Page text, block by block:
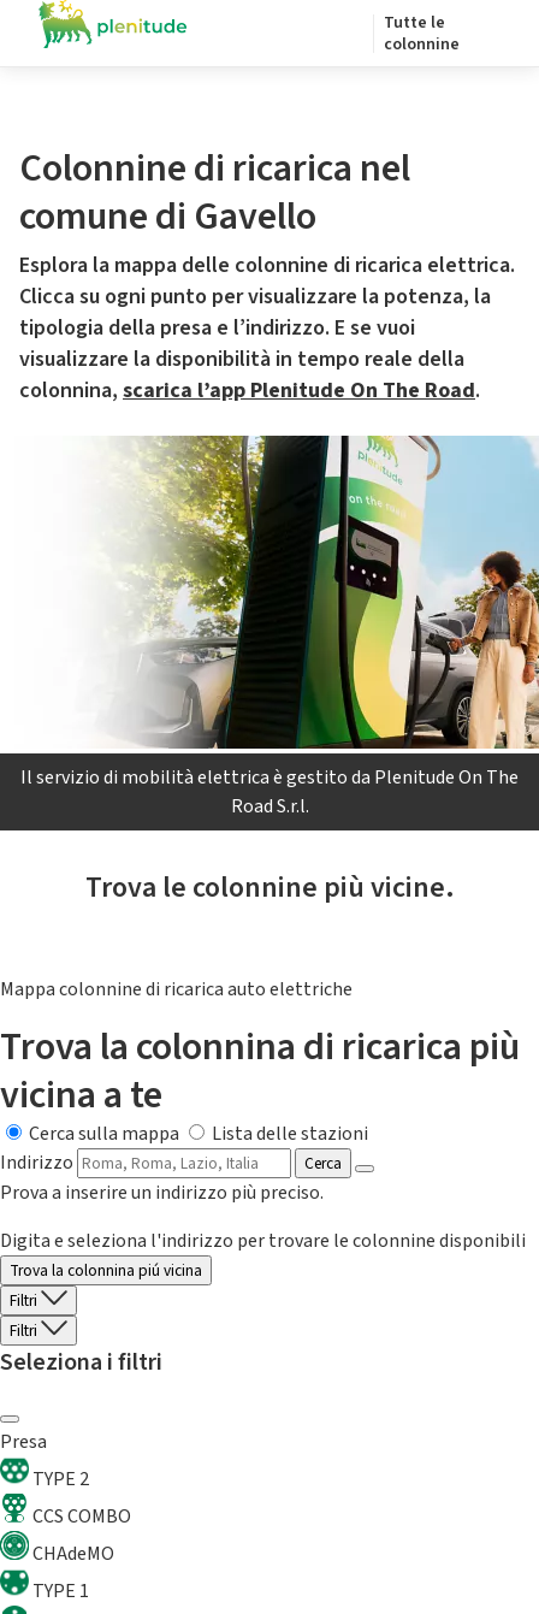
Tutte le
colonnine
Colonnine di ricarica nel
comune di Gavello
Esplora la mappa delle colonnine di ricarica elettrica.
Clicca su ogni punto per visualizzare la potenza, la
tipologia della presa e l’indirizzo. E se vuoi
visualizzare la disponibilità in tempo reale della
colonnina, scarica l’app Plenitude On The Road.
Il servizio di mobilità elettrica è gestito da Plenitude On The
Road S.r.l.
Trova le colonnine più vicine.
Mappa colonnine di ricarica auto elettriche
Trova la colonnina di ricarica più
vicina a te
Cerca sulla mappa
Lista delle stazioni
Indirizzo
Cerca
Prova a inserire un indirizzo più preciso.
Digita e seleziona l'indirizzo per trovare le colonnine disponibili
Trova la colonnina piú vicina
Filtri
Filtri
Seleziona i filtri
Presa
TYPE 2
CCS COMBO
CHAdeMO
TYPE 1